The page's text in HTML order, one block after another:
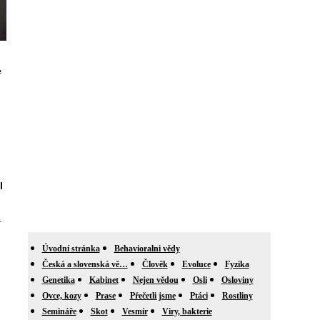
Úvodní stránka
Behavioralni vědy
Česká a slovenská vě…
Člověk Evoluce
Fyzika
Genetika
Kabinet Nejen vědou Osli
Osloviny
Ovce, kozy
Prase Přečetli jsme Ptáci
Rostliny
Semináře
Skot Vesmír
Viry, bakterie